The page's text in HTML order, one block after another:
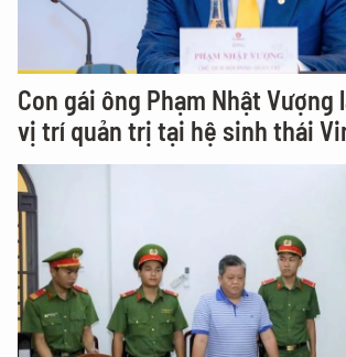
Con gái ông Phạm Nhật Vượng
vị trí quản trị tại hệ sinh thái